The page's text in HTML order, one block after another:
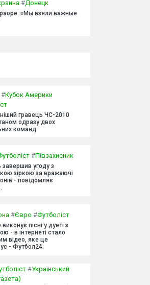
#Донецк
«Мы взяли важные
#Кубок Америки
гравець ЧС-2010
одразу двох
команд.
#Півзахисник
завершив угоду з
зіркою за вражаючі
- повідомляє
#Євро #Футболіст
пісні у дуеті з
- в інтернеті стало
відео, яке це
- Футбол24.
#Український